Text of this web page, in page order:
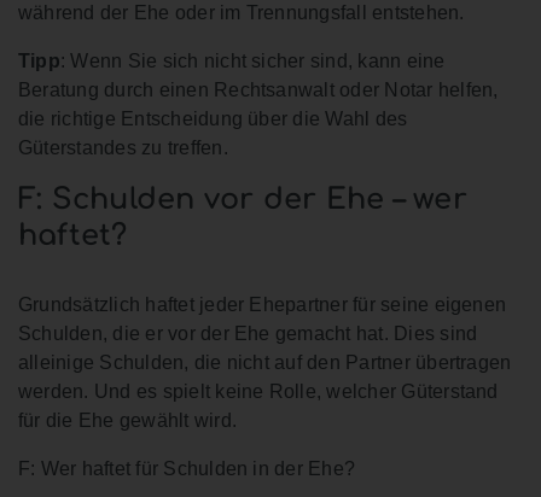
während der Ehe oder im Trennungsfall entstehen.
Tipp: Wenn Sie sich nicht sicher sind, kann eine
Beratung durch einen Rechtsanwalt oder Notar helfen,
die richtige Entscheidung über die Wahl des
Güterstandes zu treffen.
F: Schulden vor der Ehe – wer
haftet?
Grundsätzlich haftet jeder Ehepartner für seine eigenen
Schulden, die er vor der Ehe gemacht hat. Dies sind
alleinige Schulden, die nicht auf den Partner übertragen
werden. Und es spielt keine Rolle, welcher Güterstand
für die Ehe gewählt wird.
F: Wer haftet für Schulden in der Ehe?